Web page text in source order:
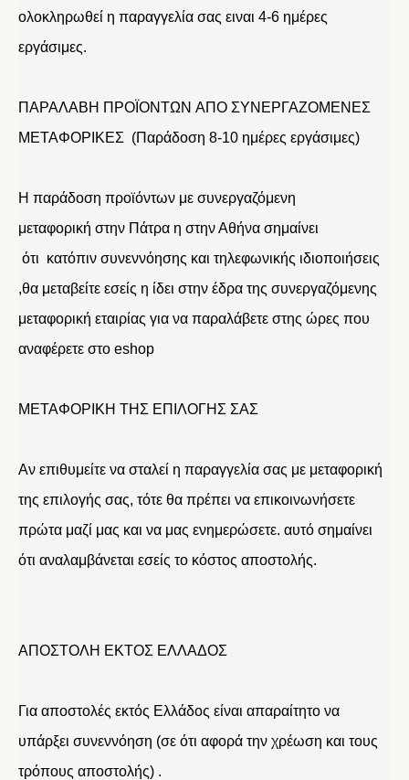
ολοκληρωθεί η παραγγελία σας ειναι 4-6 ημέρες
εργάσιμες.
ΠΑΡΑΛΑΒΗ ΠΡΟΪΟΝΤΩΝ ΑΠΟ ΣΥΝΕΡΓΑΖΟΜΕΝΕΣ
ΜΕΤΑΦΟΡΙΚΕΣ (Παράδοση 8-10 ημέρες εργάσιμες)
Η παράδοση προϊόντων με συνεργαζόμενη
μεταφορική στην Πάτρα η στην Αθήνα σημαίνει
ότι κατόπιν συνεννόησης και τηλεφωνικής ιδιοποιήσεις
,θα μεταβείτε εσείς η ίδει στην έδρα της συνεργαζόμενης
μεταφορική εταιρίας για να παραλάβετε στης ώρες που
αναφέρετε στο eshop
ΜΕΤΑΦΟΡΙΚΗ ΤΗΣ ΕΠΙΛΟΓΗΣ ΣΑΣ
Αν επιθυμείτε να σταλεί η παραγγελία σας με μεταφορική
της επιλογής σας, τότε θα πρέπει να επικοινωνήσετε
πρώτα μαζί μας και να μας ενημερώσετε. αυτό σημαίνει
ότι αναλαμβάνεται εσείς το κόστος αποστολής.
ΑΠΟΣΤΟΛΗ ΕΚΤΟΣ ΕΛΛΑΔΟΣ
Για αποστολές εκτός Ελλάδος είναι απαραίτητο να
υπάρξει συνεννόηση (σε ότι αφορά την χρέωση και τους
τρόπους αποστολής) .